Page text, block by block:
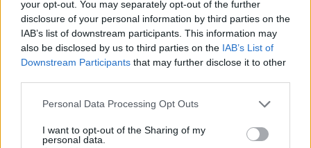
your opt-out. You may separately opt-out of the further
disclosure of your personal information by third parties on the
IAB’s list of downstream participants. This information may
also be disclosed by us to third parties on the IAB’s List of
Downstream Participants that may further disclose it to other
Personal Data Processing Opt Outs
I want to opt-out of the Sharing of my
personal data.